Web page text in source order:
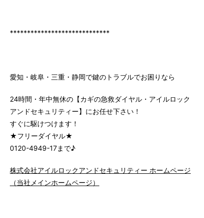
*****************************
愛知・岐阜・三重・静岡で鍵のトラブルでお困りなら
24時間・年中無休の【カギの急救ダイヤル・アイルロック
アンドセキュリティー】にお任せ下さい！
すぐに駆けつけます！
★フリーダイヤル★
0120-4949-17まで♪
株式会社アイルロックアンドセキュリティー ホームページ
（当社メインホームページ）